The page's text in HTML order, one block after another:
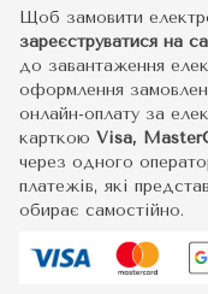
Щоб замовити
зареєструватися на
до завантаження
оформлення
онлайн-оплату за
карткою Visa,
через одного
платежів, які
обирає самостійно.